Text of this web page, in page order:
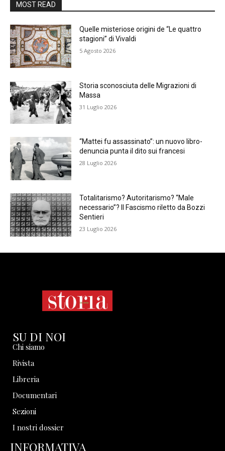
MOST READ
Quelle misteriose origini de “Le quattro
stagioni” di Vivaldi
5 Agosto 2026
Storia sconosciuta delle Migrazioni di
Massa
31 Luglio 2026
“Mattei fu assassinato”: un nuovo libro-
denuncia punta il dito sui francesi
28 Luglio 2026
Totalitarismo? Autoritarismo? “Male
necessario”? Il Fascismo riletto da Bozzi
Sentieri
23 Luglio 2026
SU DI NOI
Chi siamo
Rivista
Libreria
Documentari
Sezioni
I nostri dossier
INFORMATIVA